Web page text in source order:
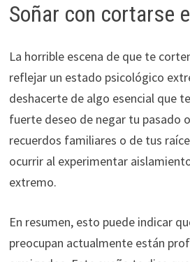
Soñar con cortarse
La horrible escena de que te
reflejar un estado psicológico
deshacerte de algo esencial que
fuerte deseo de negar tu pasado
recuerdos familiares o de tus
ocurrir al experimentar
extremo.
En resumen, esto puede indicar
preocupan actualmente están